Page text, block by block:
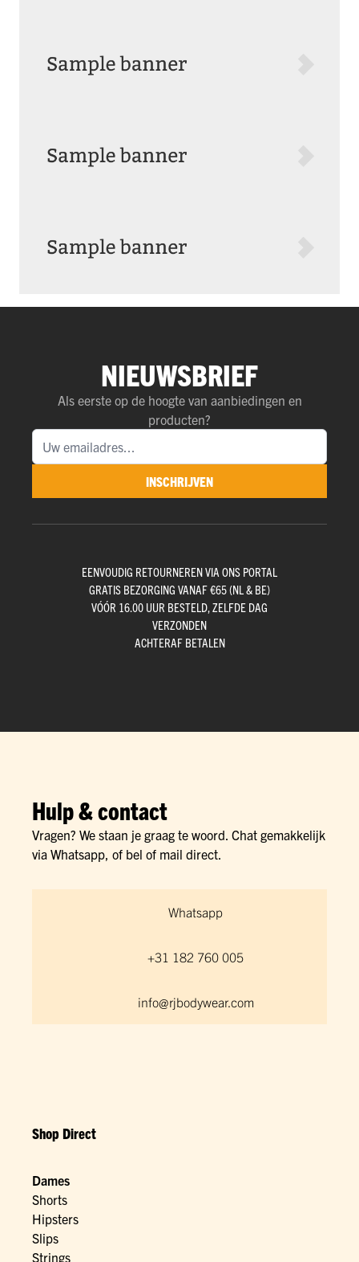
NIEUWSBRIEF
Als eerste op de hoogte van aanbiedingen en
producten?
INSCHRIJVEN
EENVOUDIG RETOURNEREN VIA ONS PORTAL
GRATIS BEZORGING VANAF €65 (NL & BE)
VÓÓR 16.00 UUR BESTELD, ZELFDE DAG
VERZONDEN
ACHTERAF BETALEN
Hulp & contact
Vragen? We staan je graag te woord. Chat gemakkelijk
via Whatsapp, of bel of mail direct.
Whatsapp
+31 182 760 005
info@rjbodywear.com
Shop Direct
Dames
Shorts
Hipsters
Slips
Strings